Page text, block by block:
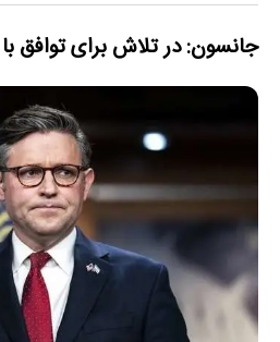
جانسون: در تلاش برای توافق